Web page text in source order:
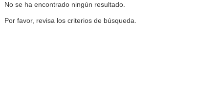
No se ha encontrado ningún resultado.
Por favor, revisa los criterios de búsqueda.